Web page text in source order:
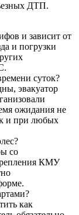
ДТП.
и зависит от
и погрузки
суток?
эвакуатор
ожидания не
и при любых
со
КМУ
как